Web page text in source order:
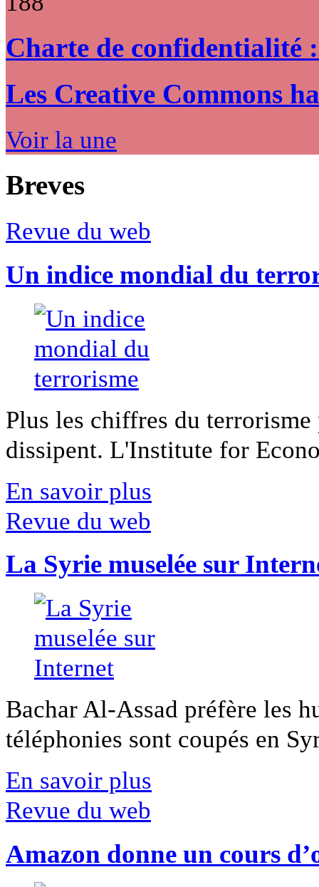
Charte de confidentialité
Les Creative Commons
Voir la une
Breves
Revue du web
Un indice mondial du
Plus les chiffres du
dissipent. L'Institute for
En savoir plus
Revue du web
La Syrie muselée sur
Bachar Al-Assad préfère les
téléphonies sont coupés en
En savoir plus
Revue du web
Amazon donne un cours